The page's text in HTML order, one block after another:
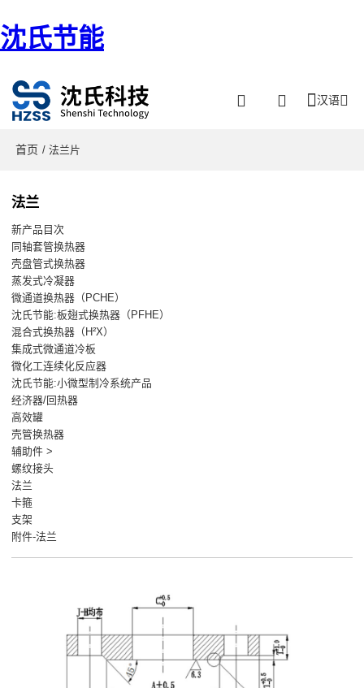
沈氏节能
汉语
首页 / 法兰片
法兰
新产品目次
同轴套管换热器
壳盘管式换热器
蒸发式冷凝器
微通道换热器（PCHE）
沈氏节能:板翅式换热器（PFHE）
混合式换热器（H²X）
集成式微通道冷板
微化工连续化反应器
沈氏节能:小微型制冷系统产品
经济器/回热器
高效罐
壳管换热器
辅助件 >
螺纹接头
法兰
卡箍
支架
附件-法兰